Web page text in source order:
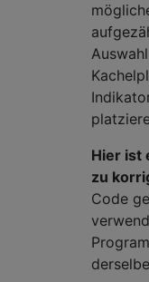
Hier ist
zu
Code